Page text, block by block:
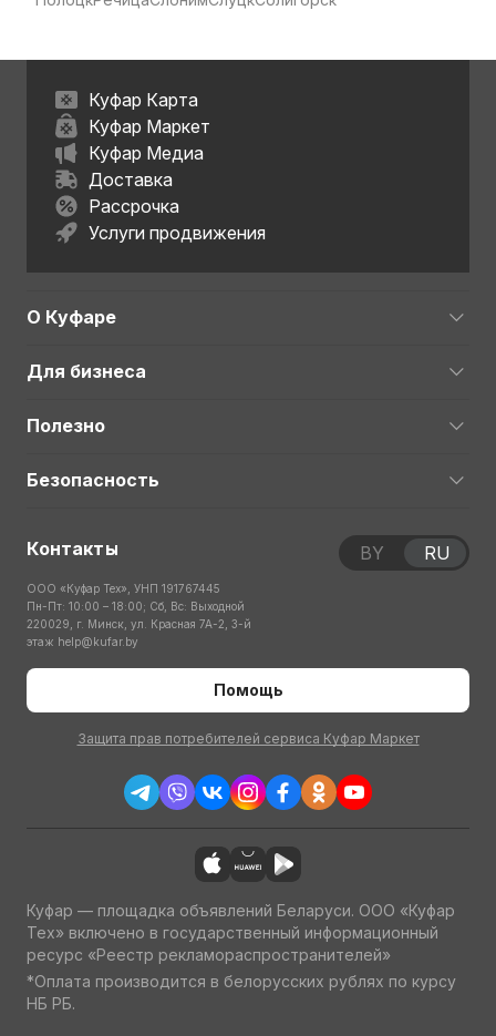
Куфар Карта
Куфар Маркет
Куфар Медиа
Доставка
Рассрочка
Услуги продвижения
О Куфаре
Для бизнеса
Полезно
Безопасность
Контакты
ООО «Куфар Тех», УНП 191767445
Пн-Пт: 10:00 – 18:00; Сб, Вс: Выходной
220029, г. Минск, ул. Красная 7А-2, 3-й
этаж help@kufar.by
Помощь
Защита прав потребителей сервиса Куфар Маркет
BY RU
Куфар — площадка объявлений Беларуси. ООО «Куфар
Тех» включено в государственный информационный
ресурс «Реестр рекламораспространителей»
*Оплата производится в белорусских рублях по курсу
НБ РБ.